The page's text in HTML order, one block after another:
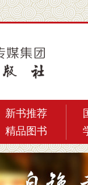
新书推荐
精品图书